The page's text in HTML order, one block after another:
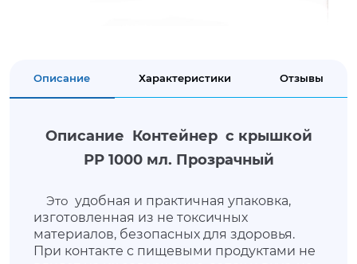
Описание Характеристики Отзывы
Описание Контейнер с крышкой
РР 1000 мл. Прозрачный
Это удобная и практичная упаковка,
изготовленная из не токсичных
материалов, безопасных для здоровья.
При контакте с пищевыми продуктами не